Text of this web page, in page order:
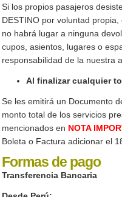
Si los propios pasajeros
DESTINO por voluntad
no habrá lugar a ninguna
cupos, asientos, lugares o
responsabilidad de la nuestra
Al finalizar cualquier
Se les emitirá un Documento
monto total de los servicios
mencionados en NOTA
Boleta o Factura adicionar el
Formas de pago
Transferencia Bancaria